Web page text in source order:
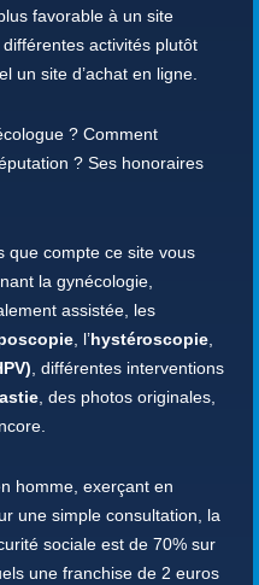
favorable à un site
activités plutôt
un site d’achat en ligne.
? Comment
? Ses honoraires
que compte ce site vous
la gynécologie,
assistée, les
, l’hystéroscopie,
, différentes interventions
, des photos originales,
homme, exerçant en
une simple consultation, la
sociale est de 70% sur
une franchise de 2 euros